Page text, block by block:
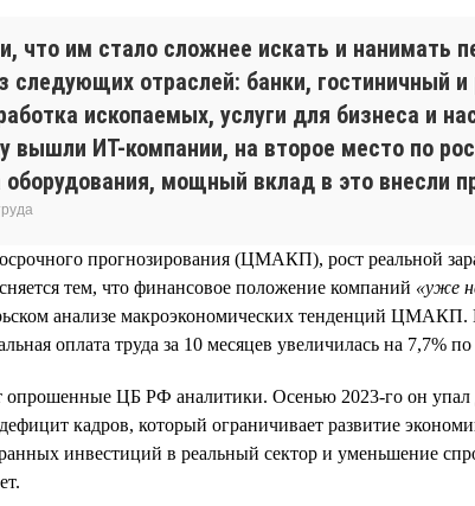
что им стало сложнее искать и нанимать
следующих отраслей: банки, гостиничный
ископаемых, услуги для бизнеса и
ИТ-компании, на второе место по
мощный вклад в это внесли
прогнозирования (ЦМАКП), рост реальной
тем, что финансовое положение компаний «уже
анализе макроэкономических тенденций
оплата труда за 10 месяцев увеличилась на
опрошенные ЦБ РФ аналитики. Осенью 2023-го он
кадров, который ограничивает развитие
инвестиций в реальный сектор и уменьшение